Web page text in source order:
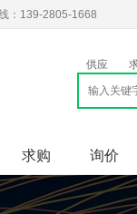
：139-2805-1668
供应
求购 询价